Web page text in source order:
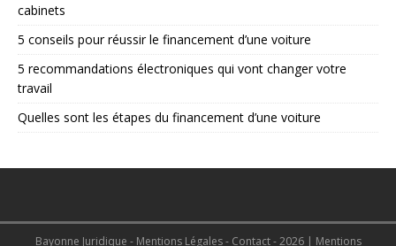
cabinets
5 conseils pour réussir le financement d’une voiture
5 recommandations électroniques qui vont changer votre
travail
Quelles sont les étapes du financement d’une voiture
Bayonne Juridique - Mentions Légales - Contact - 2026 | Mentions